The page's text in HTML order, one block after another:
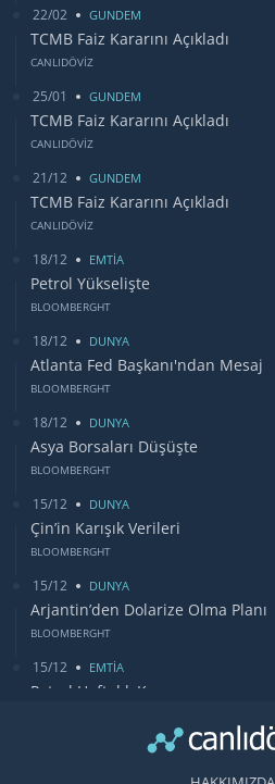
22/02 GUNDEM
TCMB Faiz Kararını Açıkladı
CANLIDÖVİZ
25/01 GUNDEM
TCMB Faiz Kararını Açıkladı
CANLIDÖVİZ
21/12 GUNDEM
TCMB Faiz Kararını Açıkladı
CANLIDÖVİZ
18/12 EMTİA
Petrol Yükselişte
BLOOMBERGHT
18/12 DUNYA
Atlanta Fed Başkanı'ndan Mesaj
BLOOMBERGHT
18/12 DUNYA
Asya Borsaları Düşüşte
BLOOMBERGHT
15/12 DUNYA
Çin’in Karışık Verileri
BLOOMBERGHT
15/12 DUNYA
Arjantin’den Dolarize Olma Planı
BLOOMBERGHT
15/12 EMTİA
Petrol Haftalık Kazancı
Bugün Gözler Fed Faiz Kararında